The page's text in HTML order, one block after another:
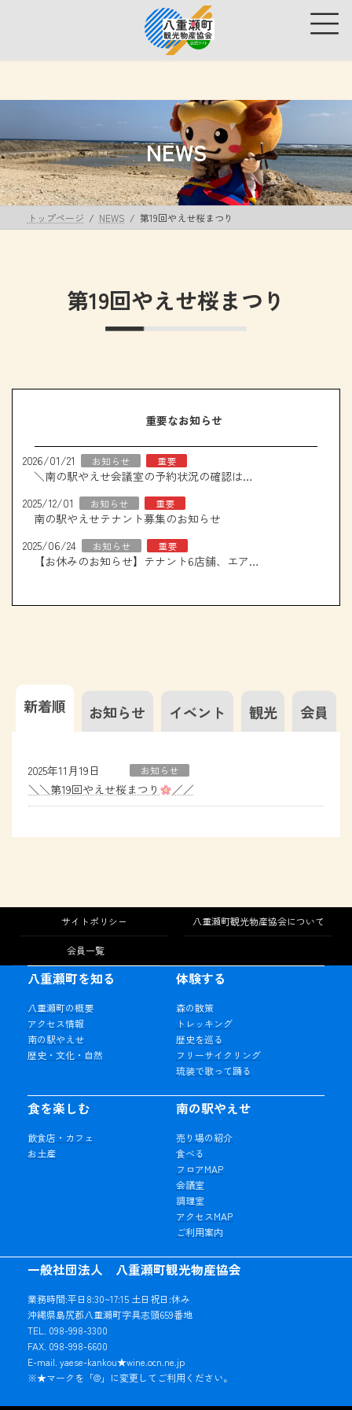
ス
プ
ン
動
NEWS
トップページ NEWS 第19回やえせ桜まつり
第19回やえせ桜まつり
重要なお知らせ
2026/01/21 お知らせ 重要
＼南の駅やえせ会議室の予約状況の確認はこちら！／
2025/12/01
お知らせ 重要
南の駅やえせテナント募集のお知らせ
2025/06/24
お知らせ 重要
【お休みのお知らせ】テナント6店舗、エアコン取り換え工事について
新着順 お知らせ イベント 観光 会員
2025年11月19日 お知らせ
＼＼第19回やえせ桜まつり ／／
サイトポリシー 八重瀬町観光物産協会について
会員一覧
一般社団法人 八重瀬町観光物産協会
業務時間:平日8:30~17:15 土日祝日:休み
沖縄県島尻郡八重瀬町字具志頭659番地
TEL. 098-998-3300
FAX. 098-998-6600
E-mail. yaese-kankou★wine.ocn.ne.jp
※★マークを「@」に変更してご利用ください。
八重瀬町を知る
八重瀬町の概要
アクセス情報
南の駅やえせ
歴史・文化・自然
体験する
森の散策
トレッキング
歴史を巡る
フリーサイクリング
琉装で歌って踊る
食を楽しむ
飲食店・カフェ
お土産
南の駅やえせ
売り場の紹介
食べる
フロアMAP
会議室
調理室
アクセスMAP
ご利用案内